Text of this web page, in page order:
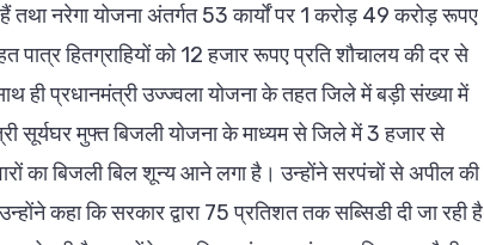
नरेगा योजना अंतर्गत 53 कार्यों पर 1 करोड़ 49 करोड़ रूपए
हितग्राहियों को 12 हजार रूपए प्रति शौचालय की दर से
ही प्रधानमंत्री उज्ज्वला योजना के तहत जिले में बड़ी संख्या में
मुफ्त बिजली योजना के माध्यम से जिले में 3 हजार से
का बिजली बिल शून्य आने लगा है। उन्होंने सरपंचों से अपील की
कहा कि सरकार द्वारा 75 प्रतिशत तक सब्सिडी दी जा रही है